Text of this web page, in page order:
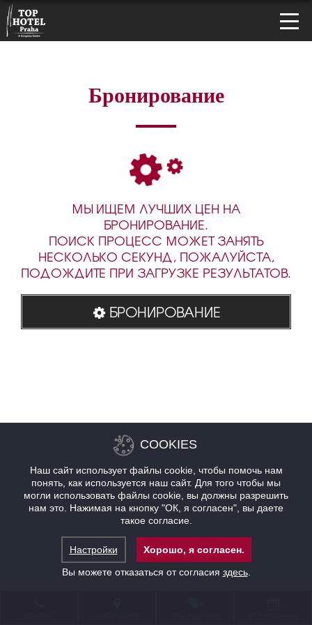
Бронирование
МЫ ИЩЕМ ЛУЧШИХ ЦЕН НА
БРОНИРОВАНИЕ.
ПОИСК ПРОЦЕСС МОЖЕТ ЗАНЯТЬ
НЕСКОЛЬКО СЕКУНД, ПОЖАЛУЙСТА,
ПОДОЖДИТЕ ПРИ ЗАГРУЗКЕ РЕЗУЛЬТАТОВ.
БРОНИРОВАНИЕ
COOKIES
Наш сайт использует файлы cookie, чтобы помочь нам
понять, как используется наш сайт. Для того чтобы мы
могли использовать файлы cookie, вы должны разрешить
нам это. Нажимая на кнопку "ОК, я согласен", вы даете
такое согласие.
Настройки
Хорошо, я согласен.
Вы можете отказаться от согласия здесь.